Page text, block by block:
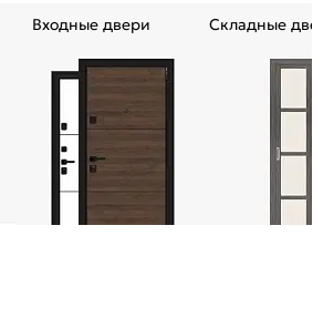
Входные двери Складные